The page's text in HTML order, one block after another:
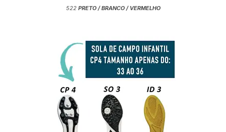
522 PRETO / BRANCO / VERMELHO